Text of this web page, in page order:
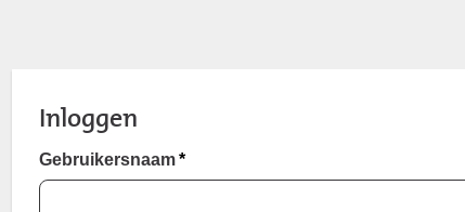
Inloggen
Gebruikersnaam *